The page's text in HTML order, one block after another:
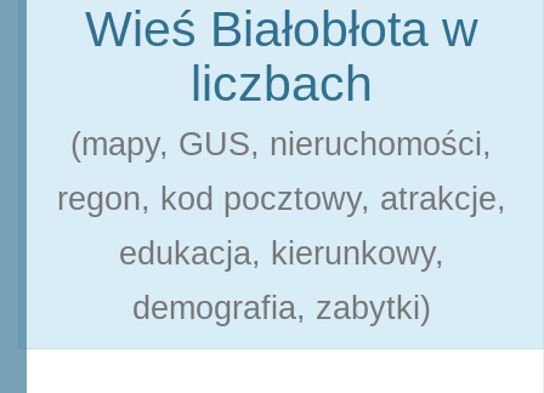
Wieś Białobłota w
liczbach
(mapy, GUS, nieruchomości,
regon, kod pocztowy, atrakcje,
edukacja, kierunkowy,
demografia, zabytki)